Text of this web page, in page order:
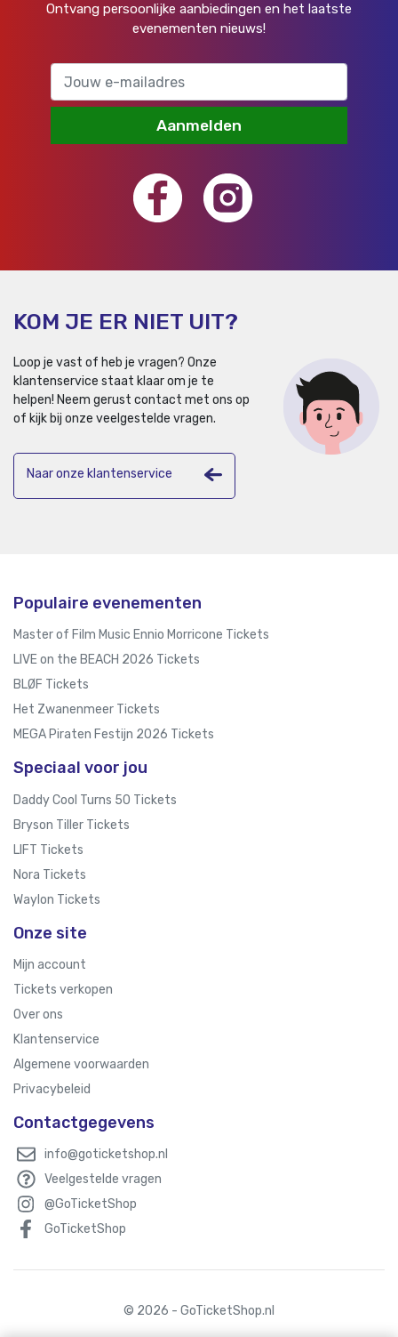
Ontvang persoonlijke aanbiedingen en het laatste
evenementen nieuws!
Aanmelden
KOM JE ER NIET UIT?
Loop je vast of heb je vragen? Onze
klantenservice staat klaar om je te
helpen! Neem gerust contact met ons op
of kijk bij onze veelgestelde vragen.
Naar onze klantenservice
Populaire evenementen
Master of Film Music Ennio Morricone Tickets
LIVE on the BEACH 2026 Tickets
BLØF Tickets
Het Zwanenmeer Tickets
MEGA Piraten Festijn 2026 Tickets
Speciaal voor jou
Daddy Cool Turns 50 Tickets
Bryson Tiller Tickets
LIFT Tickets
Nora Tickets
Waylon Tickets
Onze site
Mijn account
Tickets verkopen
Over ons
Klantenservice
Algemene voorwaarden
Privacybeleid
Contactgegevens
info@goticketshop.nl
Veelgestelde vragen
@GoTicketShop
GoTicketShop
© 2026 - GoTicketShop.nl